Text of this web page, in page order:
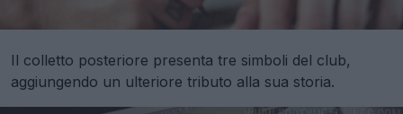
Il colletto posteriore presenta tre simboli del club,
aggiungendo un ulteriore tributo alla sua storia.